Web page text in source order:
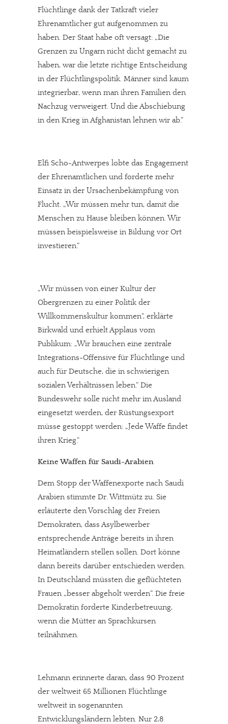
Flüchtlinge dank der Tatkraft vieler
Ehrenamtlicher gut aufgenommen zu
haben. Der Staat habe oft versagt: „Die
Grenzen zu Ungarn nicht dicht gemacht zu
haben, war die letzte richtige Entscheidung
in der Flüchtlingspolitik. Männer sind kaum
integrierbar, wenn man ihren Familien den
Nachzug verweigert. Und die Abschiebung
in den Krieg in Afghanistan lehnen wir ab.“
Elfi Scho-Antwerpes lobte das Engagement
der Ehrenamtlichen und forderte mehr
Einsatz in der Ursachenbekämpfung von
Flucht. „Wir müssen mehr tun, damit die
Menschen zu Hause bleiben können. Wir
müssen beispielsweise in Bildung vor Ort
investieren.“
„Wir müssen von einer Kultur der
Obergrenzen zu einer Politik der
Willkommenskultur kommen“, erklärte
Birkwald und erhielt Applaus vom
Publikum: „Wir brauchen eine zentrale
Integrations-Offensive für Flüchtlinge und
auch für Deutsche, die in schwierigen
sozialen Verhältnissen leben.“ Die
Bundeswehr solle nicht mehr im Ausland
eingesetzt werden, der Rüstungsexport
müsse gestoppt werden: „Jede Waffe findet
ihren Krieg.“
Keine Waffen für Saudi-Arabien
Dem Stopp der Waffenexporte nach Saudi
Arabien stimmte Dr. Wittmütz zu. Sie
erläuterte den Vorschlag der Freien
Demokraten, dass Asylbewerber
entsprechende Anträge bereits in ihren
Heimatländern stellen sollen. Dort könne
dann bereits darüber entschieden werden.
In Deutschland müssten die geflüchteten
Frauen „besser abgeholt werden“. Die freie
Demokratin forderte Kinderbetreuung,
wenn die Mütter an Sprachkursen
teilnähmen.
Lehmann erinnerte daran, dass 90 Prozent
der weltweit 65 Millionen Flüchtlinge
weltweit in sogenannten
Entwicklungsländern lebten. Nur 2,8